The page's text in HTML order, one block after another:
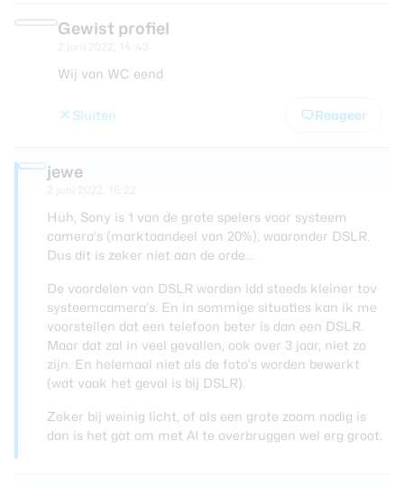
Gewist profiel
Wij van WC eend
Sluiten Reageer
jewe
Huh, Sony is 1 van de grote spelers voor systeem
camera’s (marktaandeel van 20%), waaronder DSLR.
Dus dit is zeker niet aan de orde…
De voordelen van DSLR worden idd steeds kleiner tov
systeemcamera’s. En in sommige situaties kan ik me
voorstellen dat een telefoon beter is dan een DSLR.
Maar dat zal in veel gevallen, ook over 3 jaar, niet zo
zijn. En helemaal niet als de foto’s worden bewerkt
(wat vaak het geval is bij DSLR).
Zeker bij weinig licht, of als een grote zoom nodig is
dan is het gat om met AI te overbruggen wel erg groot.